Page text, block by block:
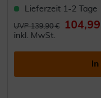
Lieferzeit 1-2 Tage
UVP 139,90 €
inkl. MwSt.